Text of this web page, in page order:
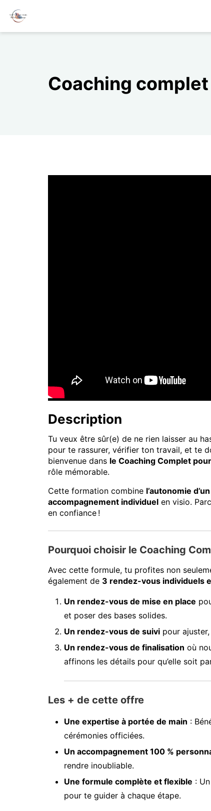
Coaching
Description
Tu veux être sûr(e) de ne rien laisser au
pour te rassurer, vérifier ton travail, et te
bienvenue dans le Coaching Complet
rôle mémorable.
Cette formation combine l’autonomie
accompagnement individuel en visio.
en confiance !
Pourquoi choisir le Coaching
Avec cette formule, tu profites non
également de 3 rendez-vous individuels
Un rendez-vous de mise en place
et poser des bases solides.
Un rendez-vous de suivi pour
Un rendez-vous de finalisation où
affinons les détails pour qu’elle soit
Les + de cette offre
Une expertise à portée de main :
cérémonies officiées.
Un accompagnement 100 %
rendre inoubliable.
Une formule complète et flexible :
pour te guider à chaque étape.